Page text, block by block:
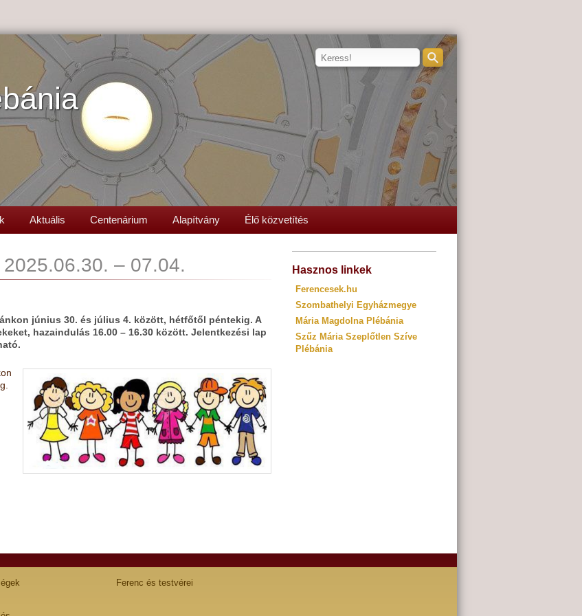
Aktuális Centenárium Alapítvány Élő közvetítés
– 07.04.
június 30. és július 4. között, hétfőtől péntekig. A
hazaindulás 16.00 – 16.30 között. Jelentkezési lap
Hasznos linkek
Ferencesek.hu
Szombathelyi Egyházmegye
Mária Magdolna Plébánia
Szűz Mária Szeplőtlen Szíve
Plébánia
Ferenc és testvérei